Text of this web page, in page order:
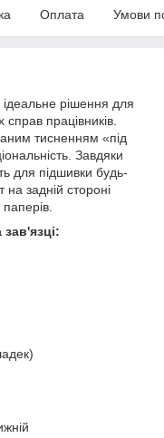
Оплата Умови
рішення для
працівників.
тисненням «під
Завдяки
для підшивки будь-
на задній стороні